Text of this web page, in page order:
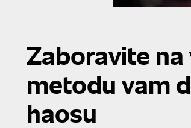
Zaboravite na
metodu vam
haosu